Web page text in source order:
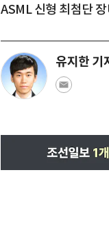
ASML 신형 최첨단
유지한 기